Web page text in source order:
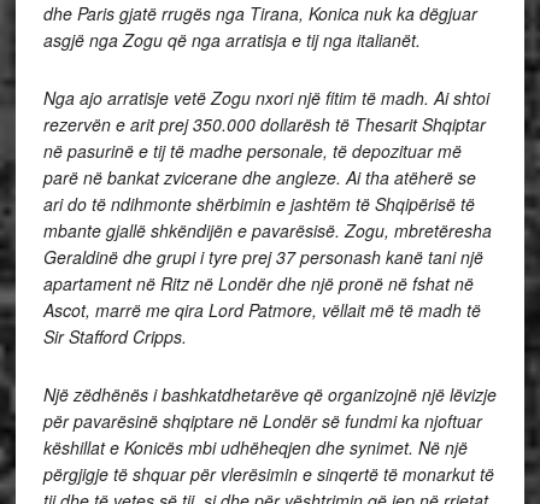
dhe Paris gjatë rrugës nga Tirana, Konica nuk ka dëgjuar
asgjë nga Zogu që nga arratisja e tij nga italianët.
Nga ajo arratisje vetë Zogu nxori një fitim të madh. Ai shtoi
rezervën e arit prej 350.000 dollarësh të Thesarit Shqiptar
në pasurinë e tij të madhe personale, të depozituar më
parë në bankat zvicerane dhe angleze. Ai tha atëherë se
ari do të ndihmonte shërbimin e jashtëm të Shqipërisë të
mbante gjallë shkëndijën e pavarësisë. Zogu, mbretëresha
Geraldinë dhe grupi i tyre prej 37 personash kanë tani një
apartament në Ritz në Londër dhe një pronë në fshat në
Ascot, marrë me qira Lord Patmore, vëllait më të madh të
Sir Stafford Cripps.
Një zëdhënës i bashkatdhetarëve që organizojnë një lëvizje
për pavarësinë shqiptare në Londër së fundmi ka njoftuar
këshillat e Konicës mbi udhëheqjen dhe synimet. Në një
përgjigje të shquar për vlerësimin e sinqertë të monarkut të